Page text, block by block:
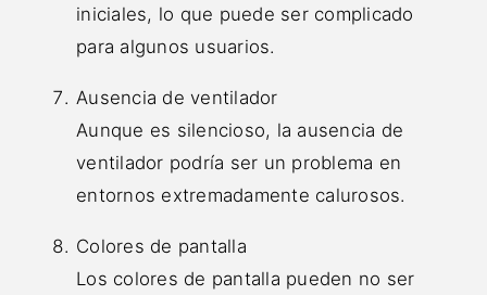
iniciales, lo que puede ser complicado
para algunos usuarios.
Ausencia de ventilador
Aunque es silencioso, la ausencia de
ventilador podría ser un problema en
entornos extremadamente calurosos.
Colores de pantalla
Los colores de pantalla pueden no ser